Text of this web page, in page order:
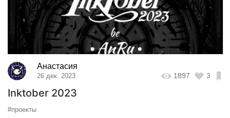
Анастасия
26 дек. 2023 1897 3
Inktober 2023
#проекты